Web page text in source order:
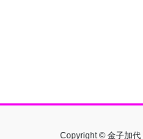
Copyright © 金子加代